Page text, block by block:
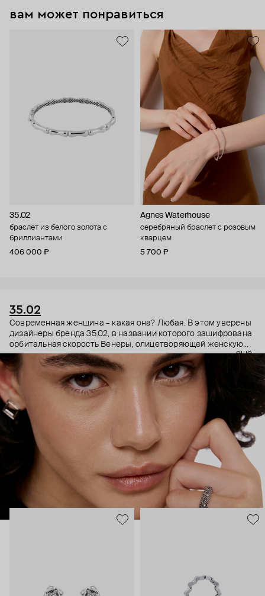
вам может понравиться
35.02
браслет из белого золота с
бриллиантами
406 000 ₽
Agnes Waterhouse
серебряный браслет с розовым
кварцем
5 700 ₽
35.02
Современная женщина – какая она? Любая. В этом уверены
дизайнеры бренда 35.02, в названии которого зашифрована
орбитальная скорость Венеры, олицетворяющей женскую
энергию. Поэтому в украшениях 35.02 сочетается, казалось
бы, несочетаемое – все грани характера. Женственность и
строгость, плавные линии с графичными силуэтами,
современность и классика. В этих украшениях сплетаются
две стороны характера. Черные бриллианты –
таинственность, спрятанная в глубине личности. А белые –
ясная частица нашей души, все светлое, что в нас есть.
Украшения 35.02 – ваш рассказ о себе без слов.
ещё